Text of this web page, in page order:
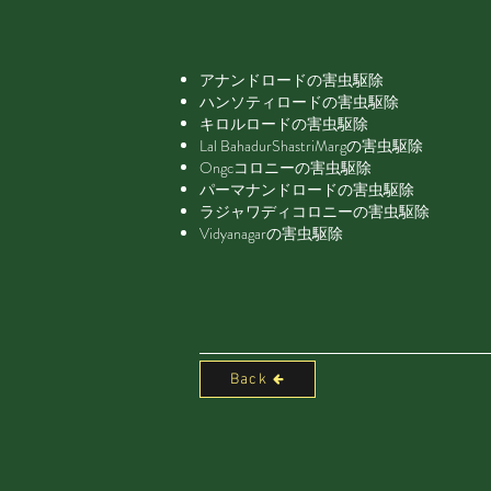
アナンドロードの害虫駆除
ハンソティロードの害虫駆除
キロルロードの害虫駆除
Lal BahadurShastriMargの害虫駆除
Ongcコロニーの害虫駆除
パーマナンドロードの害虫駆除
ラジャワディコロニーの害虫駆除
Vidyanagarの害虫駆除
Back